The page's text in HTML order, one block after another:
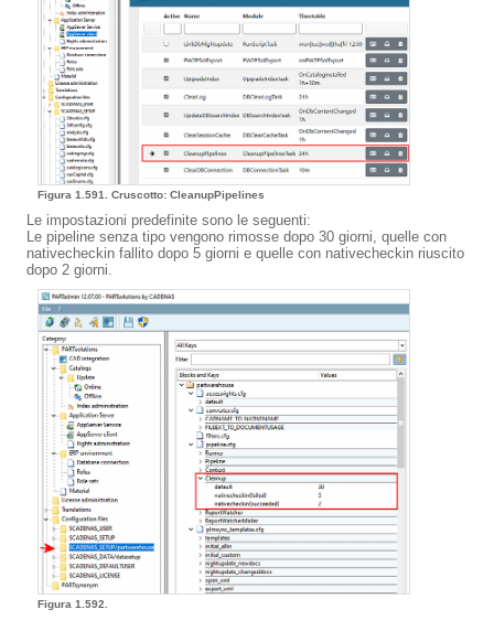
Figura 1.591. Cruscotto: CleanupPipelines
Le impostazioni predefinite sono le seguenti:
Le pipeline senza tipo vengono rimosse dopo 30 giorni, quelle con
nativecheckin fallito dopo 5 giorni e quelle con nativecheckin riuscito
dopo 2 giorni.
Figura 1.592.